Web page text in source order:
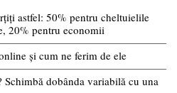
astfel: 50% pentru cheltuielile
20% pentru economii
și cum ne ferim de ele
dobânda variabilă cu una